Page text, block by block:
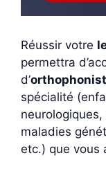
Réussir votre
permettra
d’
spécialité
neurologiques,
maladies
etc.) que vous